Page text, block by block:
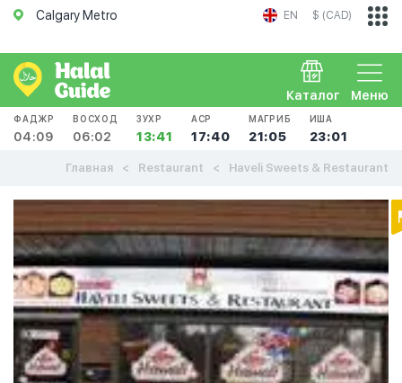
Calgary Metro EN $ (CAD)
Меню
Каталог
ФАДЖР
04:09
ВОСХОД
06:02
ЗУХР
13:41
АСР
17:40
МАГРИБ
21:05
ИША
23:01
Главная Restaurant Haveli Sweets & Restaurant